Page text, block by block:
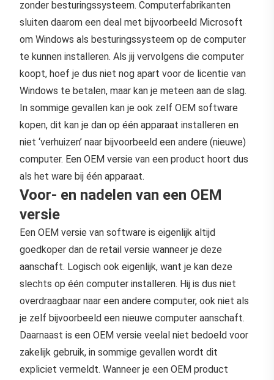
zonder besturingssysteem. Computerfabrikanten
sluiten daarom een deal met bijvoorbeeld Microsoft
om Windows als besturingssysteem op de computer
te kunnen installeren. Als jij vervolgens die computer
koopt, hoef je dus niet nog apart voor de licentie van
Windows te betalen, maar kan je meteen aan de slag.
In sommige gevallen kan je ook zelf OEM software
kopen, dit kan je dan op één apparaat installeren en
niet ‘verhuizen’ naar bijvoorbeeld een andere (nieuwe)
computer. Een OEM versie van een product hoort dus
als het ware bij één apparaat.
Voor- en nadelen van een OEM
versie
Een OEM versie van software is eigenlijk altijd
goedkoper dan de retail versie wanneer je deze
aanschaft. Logisch ook eigenlijk, want je kan deze
slechts op één computer installeren. Hij is dus niet
overdraagbaar naar een andere computer, ook niet als
je zelf bijvoorbeeld een nieuwe computer aanschaft.
Daarnaast is een OEM versie veelal niet bedoeld voor
zakelijk gebruik, in sommige gevallen wordt dit
expliciet vermeldt. Wanneer je een OEM product